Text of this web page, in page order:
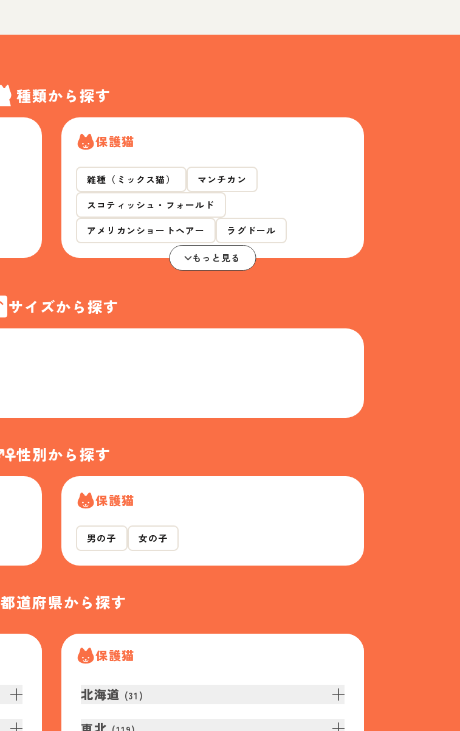
種類から探す
保護猫
雑種（ミックス猫）
マンチカン
スコティッシュ・フォールド
アメリカンショートヘアー
ラグドール
もっと見る
サイズから探す
性別から探す
保護猫
男の子 女の子
都道府県から探す
保護猫
北海道 (31 )